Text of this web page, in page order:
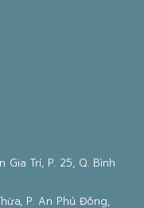
Gia Trí, P. 25, Q. Bình
P. An Phú Đông,